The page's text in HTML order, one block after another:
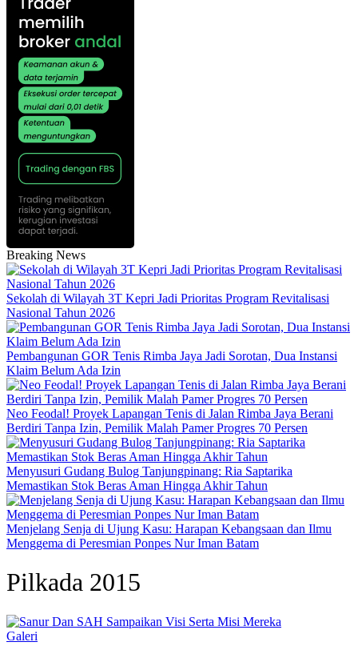
Breaking News
Sekolah di Wilayah 3T Kepri Jadi Prioritas Program Revitalisasi
Nasional Tahun 2026
Pembangunan GOR Tenis Rimba Jaya Jadi Sorotan, Dua Instansi
Klaim Belum Ada Izin
Neo Feodal! Proyek Lapangan Tenis di Jalan Rimba Jaya Berani
Berdiri Tanpa Izin, Pemilik Malah Pamer Progres 70 Persen
Menyusuri Gudang Bulog Tanjungpinang: Ria Saptarika
Memastikan Stok Beras Aman Hingga Akhir Tahun
Menjelang Senja di Ujung Kasu: Harapan Kebangsaan dan Ilmu
Menggema di Peresmian Ponpes Nur Iman Batam
Pilkada 2015
Galeri